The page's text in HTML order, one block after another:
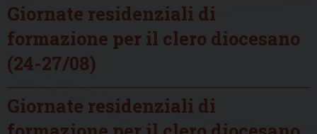
Giornate residenziali di
formazione per il clero diocesano
(24-27/08)
Giornate residenziali di